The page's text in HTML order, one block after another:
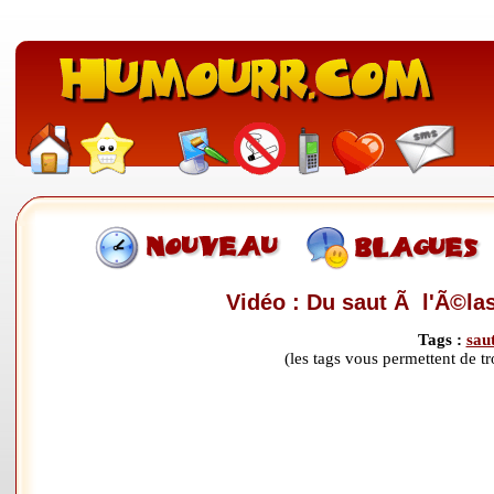
Vidéo : Du saut Ã
Tags :
(les tags vous permettent de